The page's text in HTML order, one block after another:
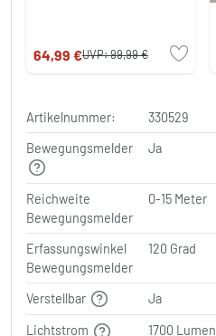
64,99 €UVP:99,99 €
Artikelnummer:
330529
Bewegungsmelder
Ja
Reichweite
Bewegungsmelder
0-15 Meter
Erfassungswinkel
Bewegungsmelder
120 Grad
Verstellbar Ja
Lichtstrom 1700 Lumen